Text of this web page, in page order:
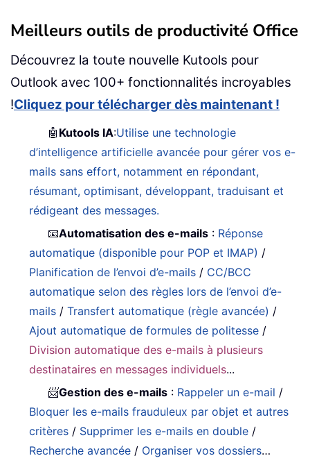
Meilleurs outils de productivité Office
Découvrez la toute nouvelle Kutools pour
Outlook avec 100+ fonctionnalités incroyables
!Cliquez pour télécharger dès maintenant !
🤖 Kutools IA:Utilise une technologie
d’intelligence artificielle avancée pour gérer vos e-
mails sans effort, notamment en répondant,
résumant, optimisant, développant, traduisant et
rédigeant des messages.
📧Automatisation des e-mails : Réponse
automatique (disponible pour POP et IMAP) /
Planification de l’envoi d’e-mails / CC/BCC
automatique selon des règles lors de l’envoi d’e-
mails /Transfert automatique (règle avancée) /
Ajout automatique de formules de politesse /
Division automatique des e-mails à plusieurs
destinataires en messages individuels...
📨Gestion des e-mails : Rappeler un e-mail /
Bloquer les e-mails frauduleux par objet et autres
critères / Supprimer les e-mails en double /
Recherche avancée / Organiser vos dossiers…